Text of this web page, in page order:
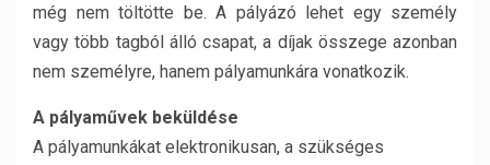
még nem töltötte be. A pályázó lehet egy személy
vagy több tagból álló csapat, a díjak összege azonban
nem személyre, hanem pályamunkára vonatkozik.
A pályaművek beküldése
A pályamunkákat elektronikusan, a szükséges